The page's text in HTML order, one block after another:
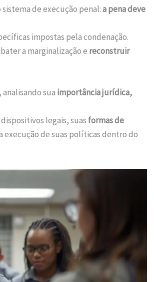
de execução penal:a pena deve
impostas pela condenação.
a marginalização e reconstruir
, analisando sua importância jurídica,
legais, suas formas de
execução de suas políticas dentro do